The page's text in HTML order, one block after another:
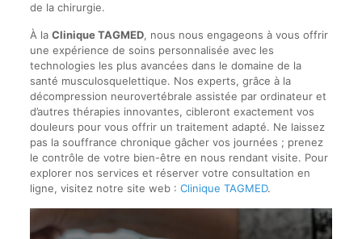
de la chirurgie.
À la Clinique TAGMED, nous nous engageons à vous offrir
une expérience de soins personnalisée avec les
technologies les plus avancées dans le domaine de la
santé musculosquelettique. Nos experts, grâce à la
décompression neurovertébrale assistée par ordinateur et
d’autres thérapies innovantes, cibleront exactement vos
douleurs pour vous offrir un traitement adapté. Ne laissez
pas la souffrance chronique gâcher vos journées ; prenez
le contrôle de votre bien-être en nous rendant visite. Pour
explorer nos services et réserver votre consultation en
ligne, visitez notre site web : Clinique TAGMED.